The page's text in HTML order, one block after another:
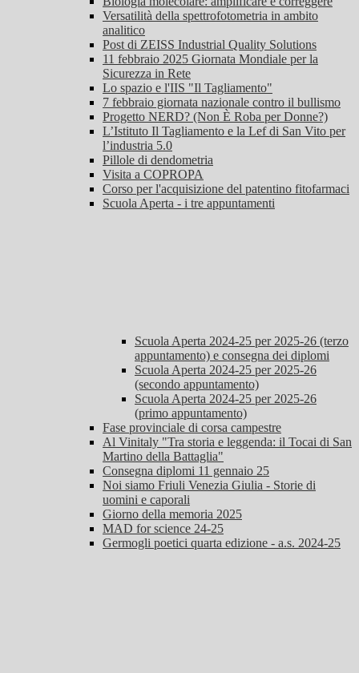
Versatilità della spettrofotometria in ambito
analitico
Post di ZEISS Industrial Quality Solutions
11 febbraio 2025 Giornata Mondiale per la
Sicurezza in Rete
Lo spazio e l'IIS "Il Tagliamento"
7 febbraio giornata nazionale contro il bullismo
Progetto NERD? (Non È Roba per Donne?)
L’Istituto Il Tagliamento e la Lef di San Vito per
l’industria 5.0
Pillole di dendometria
Visita a COPROPA
Corso per l'acquisizione del patentino fitofarmaci
Scuola Aperta - i tre appuntamenti
Scuola Aperta 2024-25 per 2025-26 (terzo
appuntamento) e consegna dei diplomi
Scuola Aperta 2024-25 per 2025-26
(secondo appuntamento)
Scuola Aperta 2024-25 per 2025-26
(primo appuntamento)
Fase provinciale di corsa campestre
Al Vinitaly "Tra storia e leggenda: il Tocai di San
Martino della Battaglia"
Consegna diplomi 11 gennaio 25
Noi siamo Friuli Venezia Giulia - Storie di
uomini e caporali
Giorno della memoria 2025
MAD for science 24-25
Germogli poetici quarta edizione - a.s. 2024-25